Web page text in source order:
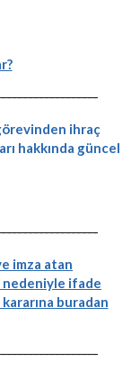
ihraç
hakkında güncel
imza atan
nedeniyle ifade
buradan